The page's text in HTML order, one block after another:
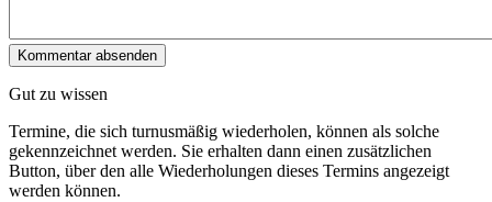
Gut zu wissen
Termine, die sich turnusmäßig wiederholen, können als solche
gekennzeichnet werden. Sie erhalten dann einen zusätzlichen
Button, über den alle Wiederholungen dieses Termins angezeigt
werden können.